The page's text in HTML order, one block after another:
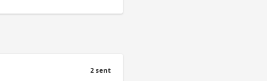
2 sent